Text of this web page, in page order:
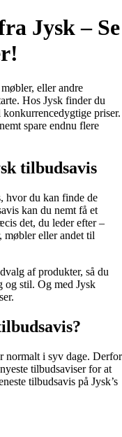
Jysk – Se
eller andre
Hos Jysk finder du
priser.
spare endnu flere
tilbudsavis
hvor du kan finde de
kan du nemt få et
det, du leder efter –
møbler eller andet til
af produkter, så du
og stil. Og med Jysk
normalt i syv dage. Derfor
tilbudsaviser for at
tilbudsavis på Jysk’s